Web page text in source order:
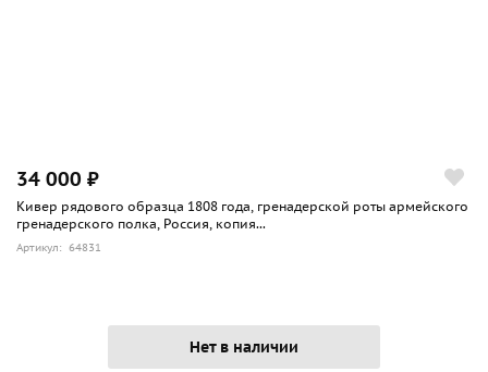
34 000 ₽
Кивер рядового образца 1808 года, гренадерской роты армейского
гренадерского полка, Россия, копия...
Артикул: 64831
Нет в наличии